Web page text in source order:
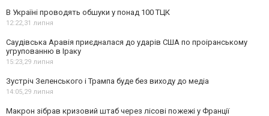
В Україні проводять обшуки у понад 100 ТЦК
12:22,31 липня
Саудівська Аравія приєдналася до ударів США по проіранському
угрупованню в Іраку
15:23,29 липня
Зустріч Зеленського і Трампа буде без виходу до медіа
14:05,29 липня
Макрон зібрав кризовий штаб через лісові пожежі у Франції